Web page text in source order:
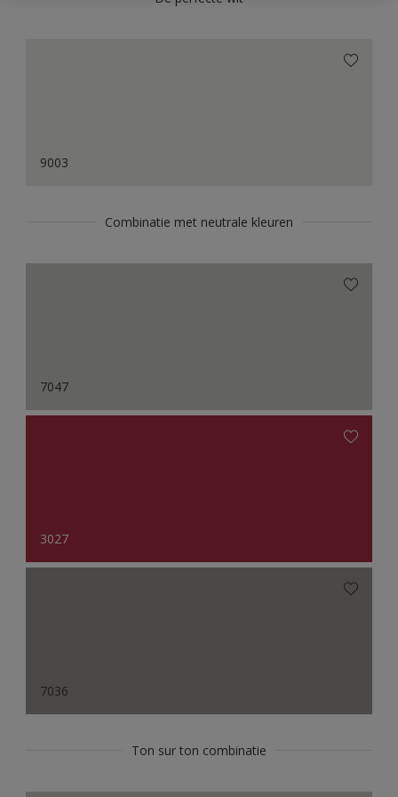
9003
Combinatie met neutrale kleuren
7047
3027
7036
Ton sur ton combinatie